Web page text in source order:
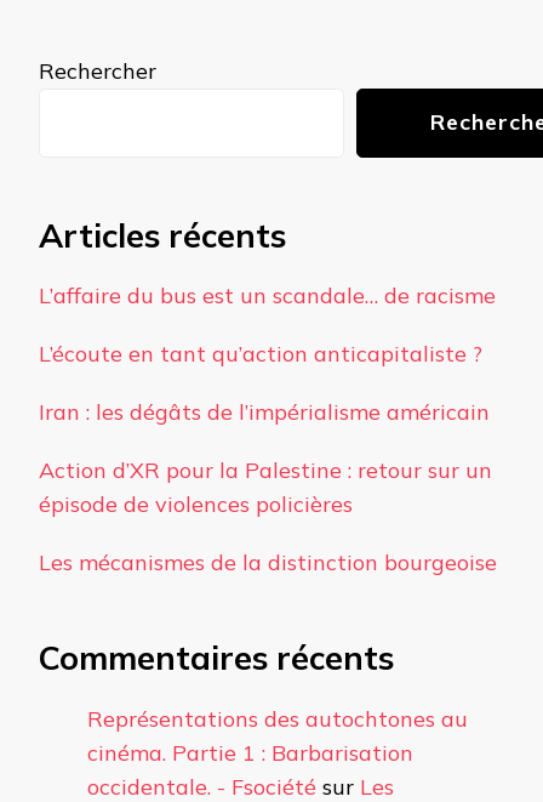
Rechercher
Articles récents
L’affaire du bus est un scandale… de racisme
L’écoute en tant qu’action anticapitaliste ?
Iran : les dégâts de l’impérialisme américain
Action d’XR pour la Palestine : retour sur un
épisode de violences policières
Les mécanismes de la distinction bourgeoise
Commentaires récents
Représentations des autochtones au
cinéma. Partie 1 : Barbarisation
occidentale. - Fsociété sur Les